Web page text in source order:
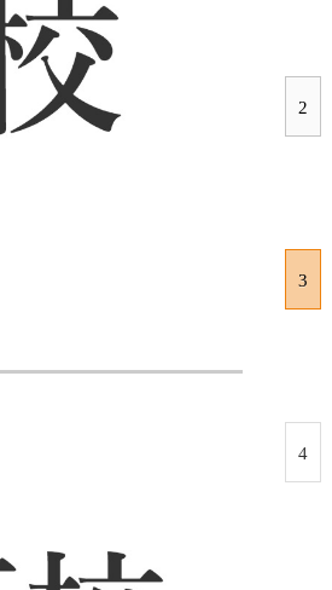
2
3
4